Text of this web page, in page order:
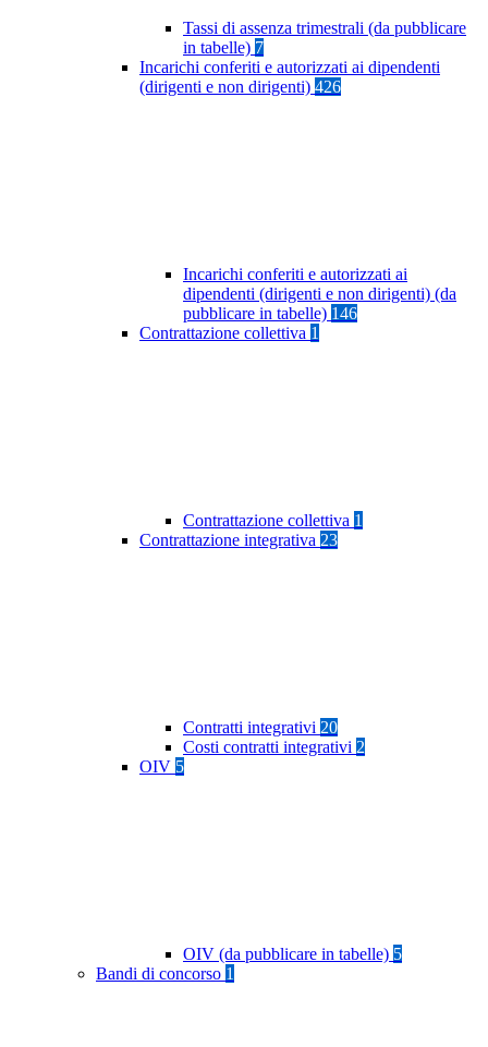
Tassi di assenza trimestrali (da pubblicare
in tabelle) 7
Incarichi conferiti e autorizzati ai dipendenti
(dirigenti e non dirigenti) 426
Incarichi conferiti e autorizzati ai
dipendenti (dirigenti e non dirigenti) (da
pubblicare in tabelle) 146
Contrattazione collettiva 1
Contrattazione collettiva 1
Contrattazione integrativa 23
Contratti integrativi 20
Costi contratti integrativi 2
OIV 5
OIV (da pubblicare in tabelle) 5
Bandi di concorso 1